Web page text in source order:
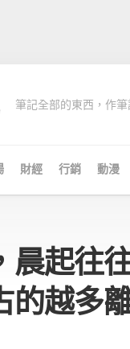
筆記全部的東西，作
財經 行銷 動漫
晨起往
的越多